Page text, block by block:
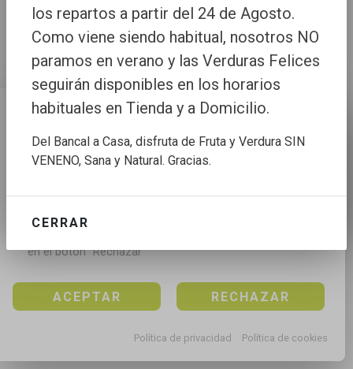
Configuración de cookies
Utilizamos cookies propias y de terceros para mejorar
nuestros servicios, para analizar el tráfico, para
análisis de la navegación.
Puedes aceptar todas las cookies pulsando en el
en el botón “Rechazar”
ACEPTAR RECHAZAR
Política de privacidad Política de cookies
los repartos a partir del 24 de Agosto.
Como viene siendo habitual, nosotros NO
paramos en verano y las Verduras Felices
seguirán disponibles en los horarios
habituales en Tienda y a Domicilio.
Del Bancal a Casa, disfruta de Fruta y Verdura SIN
VENENO, Sana y Natural. Gracias.
CERRAR